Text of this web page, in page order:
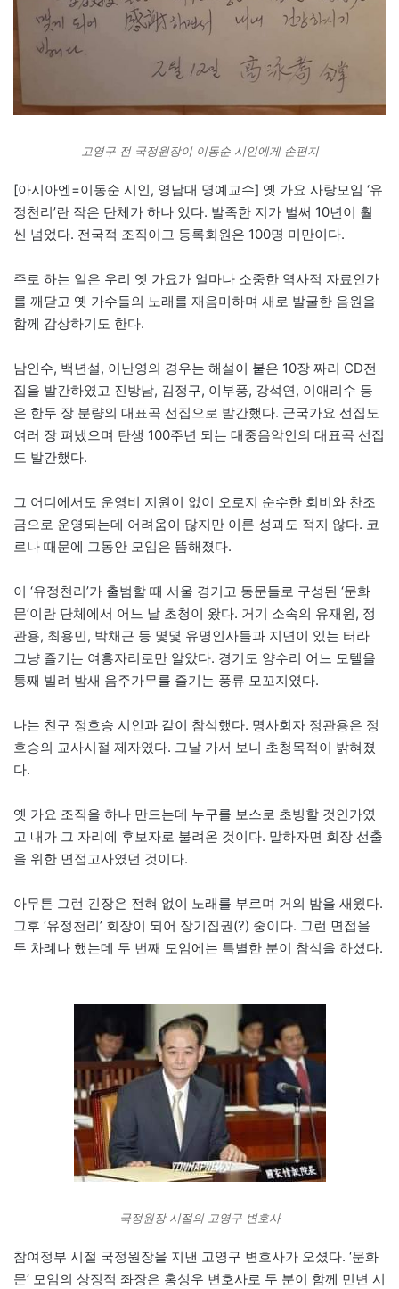
고영구 전 국정원장이 이동순 시인에게 손편지
[아시아엔=이동순 시인, 영남대 명예교수] 옛 가요 사랑모임 ‘유
정천리’란 작은 단체가 하나 있다. 발족한 지가 벌써 10년이 훨
씬 넘었다. 전국적 조직이고 등록회원은 100명 미만이다.
주로 하는 일은 우리 옛 가요가 얼마나 소중한 역사적 자료인가
를 깨닫고 옛 가수들의 노래를 재음미하며 새로 발굴한 음원을
함께 감상하기도 한다.
남인수, 백년설, 이난영의 경우는 해설이 붙은 10장 짜리 CD전
집을 발간하였고 진방남, 김정구, 이부풍, 강석연, 이애리수 등
은 한두 장 분량의 대표곡 선집으로 발간했다. 군국가요 선집도
여러 장 펴냈으며 탄생 100주년 되는 대중음악인의 대표곡 선집
도 발간했다.
그 어디에서도 운영비 지원이 없이 오로지 순수한 회비와 찬조
금으로 운영되는데 어려움이 많지만 이룬 성과도 적지 않다. 코
로나 때문에 그동안 모임은 뜸해졌다.
이 ‘유정천리’가 출범할 때 서울 경기고 동문들로 구성된 ‘문화
문’이란 단체에서 어느 날 초청이 왔다. 거기 소속의 유재원, 정
관용, 최용민, 박채근 등 몇몇 유명인사들과 지면이 있는 터라
그냥 즐기는 여흥자리로만 알았다. 경기도 양수리 어느 모텔을
통째 빌려 밤새 음주가무를 즐기는 풍류 모꼬지였다.
나는 친구 정호승 시인과 같이 참석했다. 명사회자 정관용은 정
호승의 교사시절 제자였다. 그날 가서 보니 초청목적이 밝혀졌
다.
옛 가요 조직을 하나 만드는데 누구를 보스로 초빙할 것인가였
고 내가 그 자리에 후보자로 불려온 것이다. 말하자면 회장 선출
을 위한 면접고사였던 것이다.
아무튼 그런 긴장은 전혀 없이 노래를 부르며 거의 밤을 새웠다.
그후 ‘유정천리’ 회장이 되어 장기집권(?) 중이다. 그런 면접을
두 차례나 했는데 두 번째 모임에는 특별한 분이 참석을 하셨다.
국정원장 시절의 고영구 변호사
참여정부 시절 국정원장을 지낸 고영구 변호사가 오셨다. ‘문화
문’ 모임의 상징적 좌장은 홍성우 변호사로 두 분이 함께 민변 시